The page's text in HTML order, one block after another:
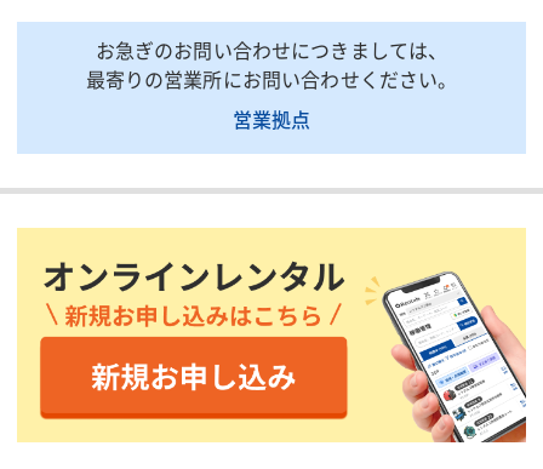
原産国
日本
がございます。詳しい仕様につきましては、最寄の営業所までお問い合わせ下さ
す。●ワイヤロープを2本掛けした時の取り合いで、ワイヤ同士が
重なりにくいバウ形状をしています。
用途
●荷役作業、多目的連結金具として。
材質/仕上
●特殊合金鋼
お急ぎのお問い合わせにつきましては、
最寄りの営業所にお問い合わせください。
営業拠点